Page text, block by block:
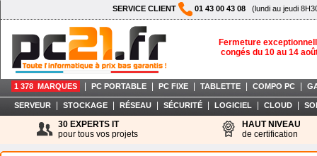
SERVICE CLIENT 01 43 00 43 08 (lundi au jeudi
Fermeture
congés du 10 au 14
1 378 MARQUES PC PORTABLE PC FIXE TABLETTE COMPO PC
SERVEUR STOCKAGE RÉSEAU SÉCURITÉ LOGICIEL CLOUD
30 EXPERTS IT
pour tous vos projets
HAUT NIVEAU
de certification